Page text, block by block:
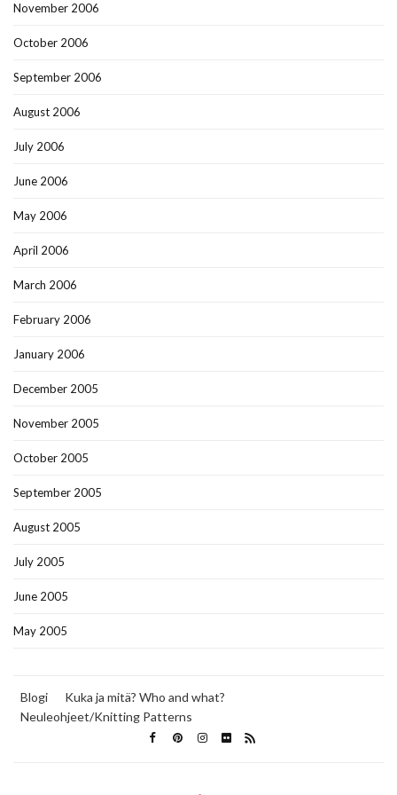
November 2006
October 2006
September 2006
August 2006
July 2006
June 2006
May 2006
April 2006
March 2006
February 2006
January 2006
December 2005
November 2005
October 2005
September 2005
August 2005
July 2005
June 2005
May 2005
Blogi
Kuka ja mitä? Who and what?
Neuleohjeet/Knitting Patterns